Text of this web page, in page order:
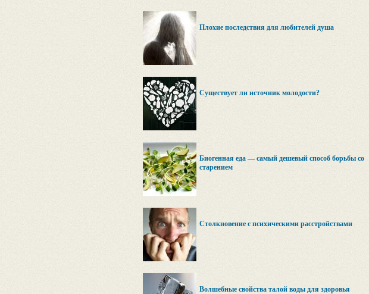
Плохие последствия для любителей душа
Существует ли источник молодости?
Биогенная еда — самый дешевый способ борьбы со
старением
Столкновение с психическими расстройствами
Волшебные свойства талой воды для здоровья